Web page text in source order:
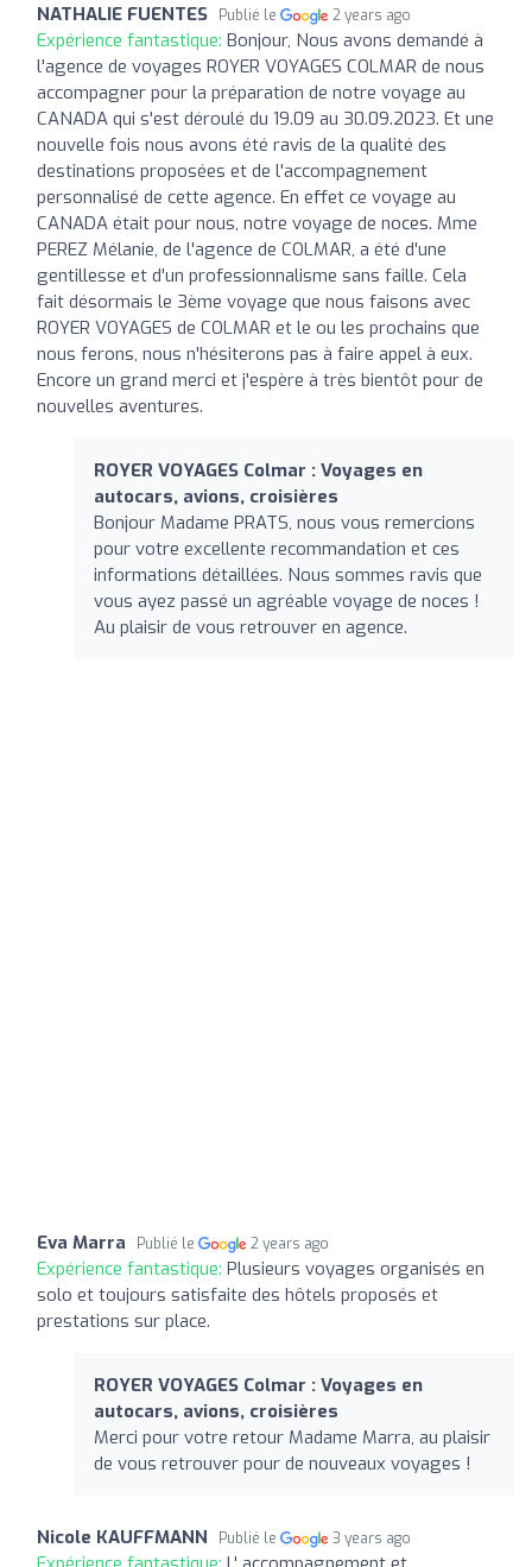
NATHALIE FUENTES Publié le 2 years ago
Expérience fantastique: Bonjour, Nous avons demandé à
l'agence de voyages ROYER VOYAGES COLMAR de nous
accompagner pour la préparation de notre voyage au
CANADA qui s'est déroulé du 19.09 au 30.09.2023. Et une
nouvelle fois nous avons été ravis de la qualité des
destinations proposées et de l'accompagnement
personnalisé de cette agence. En effet ce voyage au
CANADA était pour nous, notre voyage de noces. Mme
PEREZ Mélanie, de l'agence de COLMAR, a été d'une
gentillesse et d'un professionnalisme sans faille. Cela
fait désormais le 3ème voyage que nous faisons avec
ROYER VOYAGES de COLMAR et le ou les prochains que
nous ferons, nous n'hésiterons pas à faire appel à eux.
Encore un grand merci et j'espère à très bientôt pour de
nouvelles aventures.
ROYER VOYAGES Colmar : Voyages en
autocars, avions, croisières
Bonjour Madame PRATS, nous vous remercions
pour votre excellente recommandation et ces
informations détaillées. Nous sommes ravis que
vous ayez passé un agréable voyage de noces !
Au plaisir de vous retrouver en agence.
Eva Marra Publié le 2 years ago
Expérience fantastique: Plusieurs voyages organisés en
solo et toujours satisfaite des hôtels proposés et
prestations sur place.
ROYER VOYAGES Colmar : Voyages en
autocars, avions, croisières
Merci pour votre retour Madame Marra, au plaisir
de vous retrouver pour de nouveaux voyages !
Nicole KAUFFMANN Publié le 3 years ago